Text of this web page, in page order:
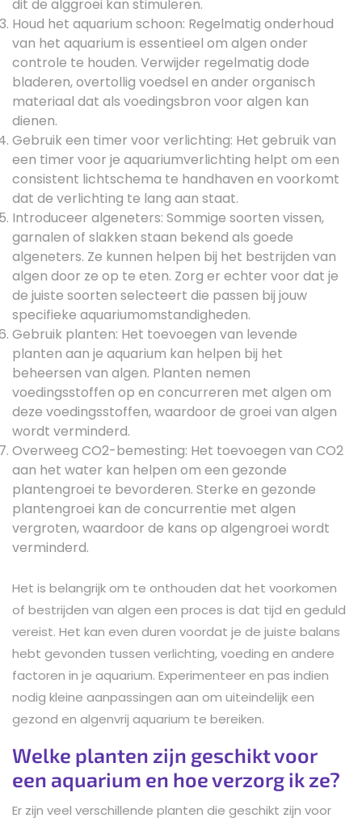
dit de alggroei kan stimuleren.
Houd het aquarium schoon: Regelmatig onderhoud
van het aquarium is essentieel om algen onder
controle te houden. Verwijder regelmatig dode
bladeren, overtollig voedsel en ander organisch
materiaal dat als voedingsbron voor algen kan
dienen.
Gebruik een timer voor verlichting: Het gebruik van
een timer voor je aquariumverlichting helpt om een
consistent lichtschema te handhaven en voorkomt
dat de verlichting te lang aan staat.
Introduceer algeneters: Sommige soorten vissen,
garnalen of slakken staan bekend als goede
algeneters. Ze kunnen helpen bij het bestrijden van
algen door ze op te eten. Zorg er echter voor dat je
de juiste soorten selecteert die passen bij jouw
specifieke aquariumomstandigheden.
Gebruik planten: Het toevoegen van levende
planten aan je aquarium kan helpen bij het
beheersen van algen. Planten nemen
voedingsstoffen op en concurreren met algen om
deze voedingsstoffen, waardoor de groei van algen
wordt verminderd.
Overweeg CO2-bemesting: Het toevoegen van CO2
aan het water kan helpen om een gezonde
plantengroei te bevorderen. Sterke en gezonde
plantengroei kan de concurrentie met algen
vergroten, waardoor de kans op algengroei wordt
verminderd.
Het is belangrijk om te onthouden dat het voorkomen
of bestrijden van algen een proces is dat tijd en geduld
vereist. Het kan even duren voordat je de juiste balans
hebt gevonden tussen verlichting, voeding en andere
factoren in je aquarium. Experimenteer en pas indien
nodig kleine aanpassingen aan om uiteindelijk een
gezond en algenvrij aquarium te bereiken.
Welke planten zijn geschikt voor
een aquarium en hoe verzorg ik ze?
Er zijn veel verschillende planten die geschikt zijn voor